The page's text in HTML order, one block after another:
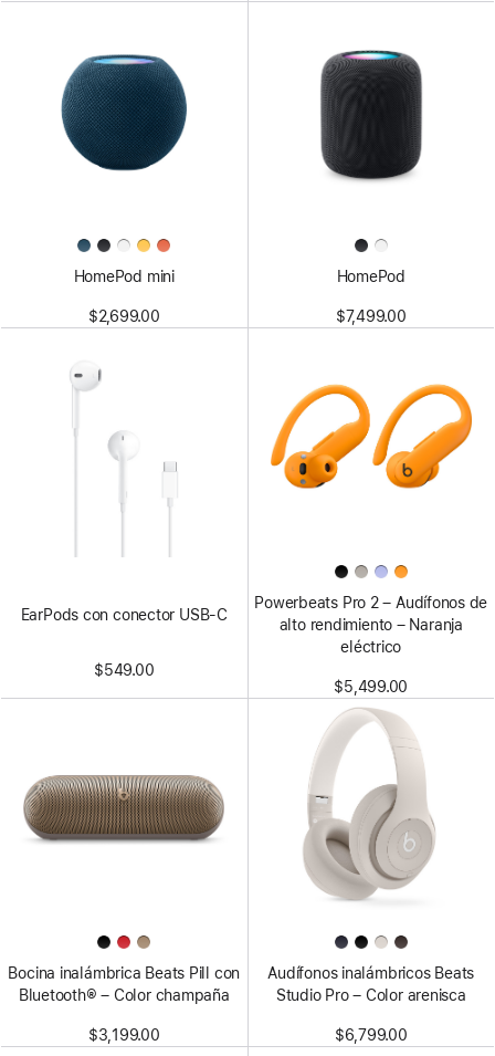
HomePod mini
$2,699.00
HomePod
$7,499.00
EarPods con conector USB-C
$549.00
Powerbeats Pro 2 – Audífonos de
alto rendimiento – Naranja
eléctrico
$5,499.00
Bocina inalámbrica Beats Pill con
Bluetooth® – Color champaña
$3,199.00
Audífonos inalámbricos Beats
Studio Pro – Color arenisca
$6,799.00